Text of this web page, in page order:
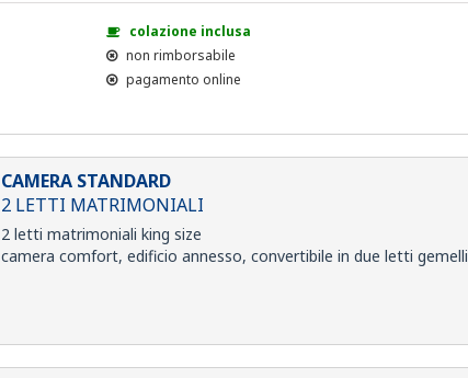
colazione inclusa
non rimborsabile
pagamento online
CAMERA STANDARD
2 LETTI MATRIMONIALI
2 letti matrimoniali king size
camera comfort, edificio annesso, convertibile in due letti gemelli